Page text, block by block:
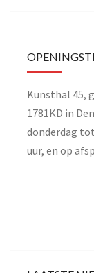
Kunsthal 45,
1781KD in
donderdag
uur, en op